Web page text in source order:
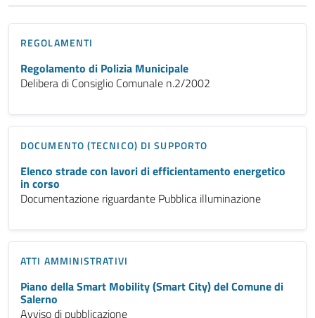
REGOLAMENTI
Regolamento di Polizia Municipale
Delibera di Consiglio Comunale n.2/2002
DOCUMENTO (TECNICO) DI SUPPORTO
Elenco strade con lavori di efficientamento energetico
in corso
Documentazione riguardante Pubblica illuminazione
ATTI AMMINISTRATIVI
Piano della Smart Mobility (Smart City) del Comune di
Salerno
Avviso di pubblicazione